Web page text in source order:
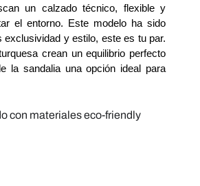
un calzado técnico, flexible y
el entorno. Este modelo ha sido
y estilo, este es tu par.
crean un equilibrio perfecto
la sandalia una opción ideal para
con materiales eco-friendly